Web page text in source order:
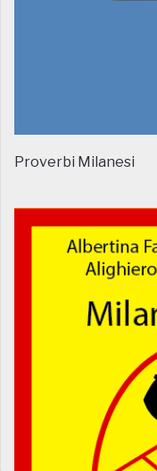
Proverbi Milanesi